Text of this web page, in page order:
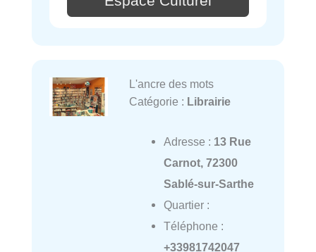
L'ancre des mots
Catégorie : Librairie
Adresse : 13 Rue
Carnot, 72300
Sablé-sur-Sarthe
Quartier :
Téléphone :
+33981742047